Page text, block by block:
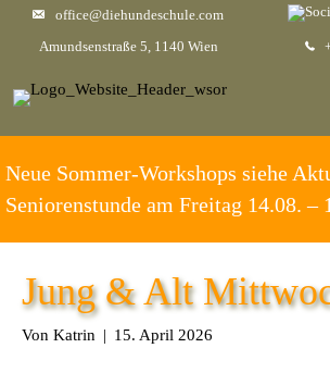
office@diehundeschule.com
Amundsenstraße 5, 1140 Wien
Neue Sommer-Workshops siehe
Seniorenstunde am Freitag 14.08. –
Jung & Alt
Von Katrin | 15. April 2026